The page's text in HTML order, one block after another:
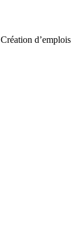
d’emplois